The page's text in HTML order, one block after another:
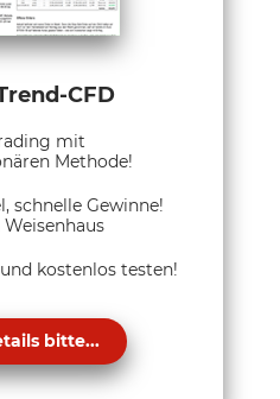
CFD
mit
Methode!
schnelle Gewinne!
kostenlos testen!
bitte...